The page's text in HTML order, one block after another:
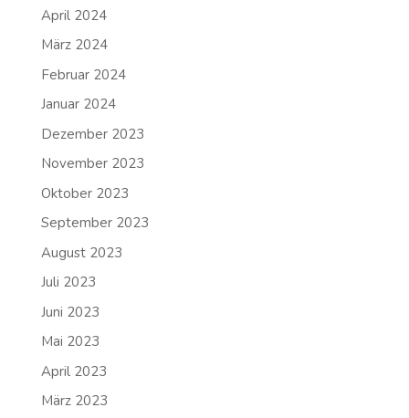
April 2024
März 2024
Februar 2024
Januar 2024
Dezember 2023
November 2023
Oktober 2023
September 2023
August 2023
Juli 2023
Juni 2023
Mai 2023
April 2023
März 2023